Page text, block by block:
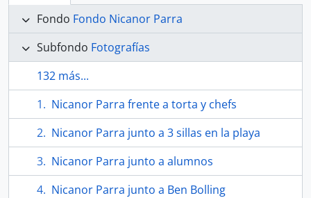
Fondo Fondo Nicanor Parra
Subfondo Fotografías
132 más...
Nicanor Parra frente a torta y chefs
Nicanor Parra junto a 3 sillas en la playa
Nicanor Parra junto a alumnos
Nicanor Parra junto a Ben Bolling